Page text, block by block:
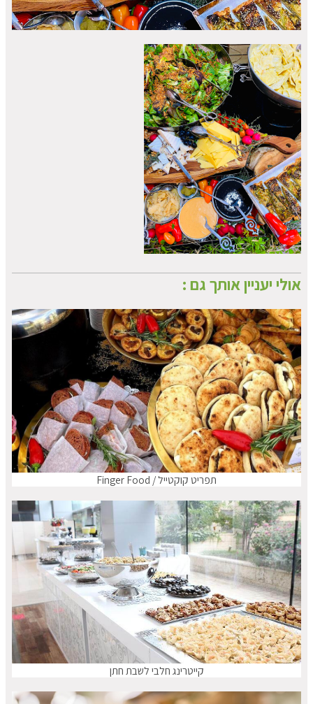
אולי יעניין אותך גם :
תפריט קוקטייל / Finger Food
קייטרינג חלבי לשבת חתן